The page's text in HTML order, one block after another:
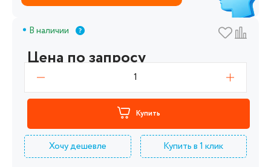
В наличии
Цена по запросу
1
Купить
Хочу дешевле Купить в 1 клик